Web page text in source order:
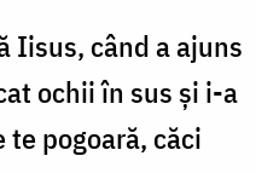
Iisus, când a ajuns
ochii în sus şi i-a
te pogoară, căci